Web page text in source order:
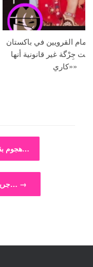
أمام القرويين في باكستان
جِرْگة غير قانونية أنها
«كاري»
هجوم بقنبلة يدوية في برلين…
جريمة قتل الشرف في ولاية… →